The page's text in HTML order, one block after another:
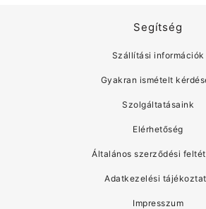
Segítség
Szállítási információk
Gyakran ismételt
Szolgáltatásaink
Elérhetőség
Általános szerződési
Adatkezelési
Impresszum